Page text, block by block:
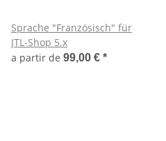
Sprache "Französisch" für
JTL-Shop 5.x
a partir de 99,00 € *